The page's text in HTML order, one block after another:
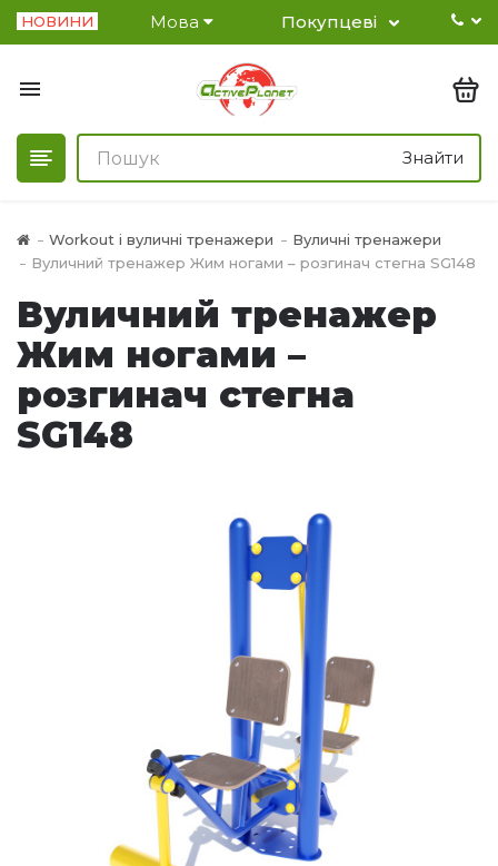
НОВИНИ Мова Покупцеві
Знайти
Workout і вуличні тренажери
Вуличні тренажери
Вуличний тренажер Жим ногами – розгинач стегна SG148
Вуличний тренажер
Жим ногами –
розгинач стегна
SG148